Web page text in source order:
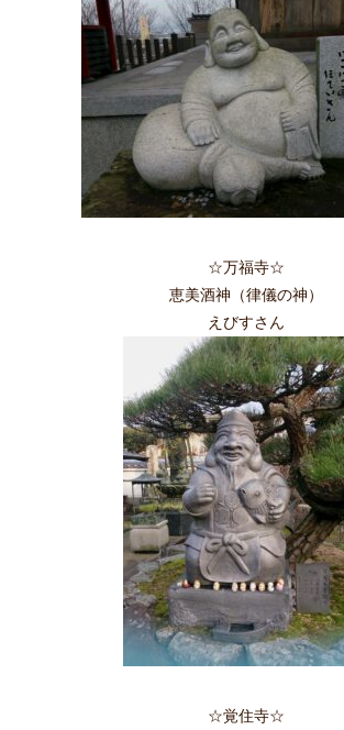
☆万福寺☆
恵美酒神（律儀の神）
えびすさん
☆覚住寺☆